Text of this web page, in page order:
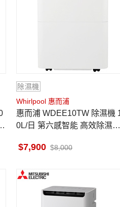
除濕機
Whirlpool 惠而浦
惠而浦 WDEE10TW 除濕機 1
0L/日 第六感智能 高效除濕型
7,900 8,000